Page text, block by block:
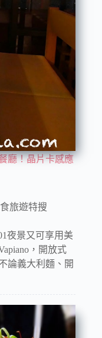
廳！晶片卡感應
旅遊特搜
夜景又可享用美
，開放式
論義大利麵、開